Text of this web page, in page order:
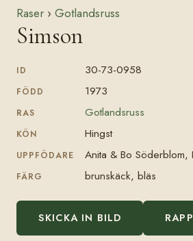
Raser › Gotlandsruss
Simson
ID 30-73-0958
FÖDD 1973
RAS Gotlandsruss
KÖN Hingst
UPPFÖDARE Anita & Bo Söderblom,
FÄRG brunskäck, bläs
SKICKA IN BILD